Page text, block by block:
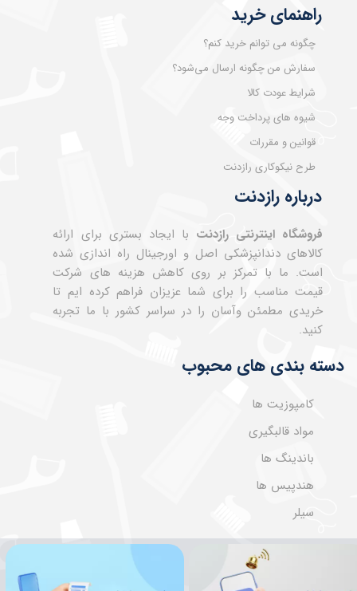
درباره رازدنت
فروشگاه اینترنتی رازدنت با ایجاد بستری برای ارائه
کالاهای دندانپزشکی اصل و اورجینال راه اندازی شده
است. ما با تمرکز بر روی کاهش هزینه های شرکت
قیمت مناسب را برای شما عزیزان فراهم کرده ایم تا
خریدی مطمئن وآسان را در سراسر کشور با ما تجربه
کنید.
راهنمای خرید
چگونه می توانم خرید کنم؟
سفارش من چگونه ارسال می‌شود؟
شرایط عودت کالا
شیوه های پرداخت وجه
قوانین و مقررات
طرح نیکوکاری رازدنت
دسته بندی های محبوب
کامپوزیت ها
مواد قالبگیری
باندینگ ها
هندپیس ها
سیلر